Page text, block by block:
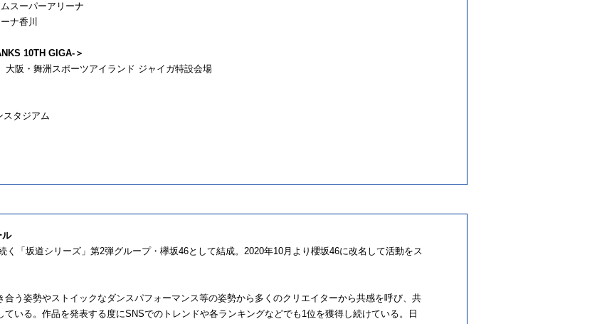
スーパーアリーナ
ナ香川
10TH GIGA-＞
阪・舞洲スポーツアイランド ジャイガ特設会場
スタジアム
ル
く「坂道シリーズ」第2弾グループ・欅坂46として結成。2020年10月より櫻坂46に改名して活動をス
合う姿勢やストイックなダンスパフォーマンス等の姿勢から多くのクリエイターから共感を呼び、共
ている。作品を発表する度にSNSでのトレンドや各ランキングなどでも1位を獲得し続けている。日